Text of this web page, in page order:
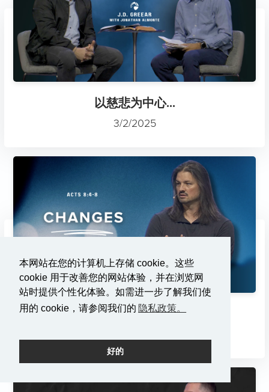
本网站在您的计算机上存储 cookie。这些
cookie 用于改善您的网站体验，并在浏览网
站时提供个性化体验。如需进一步了解我们使
用的 cookie，请参阅我们的 隐私政策。
好的
以慈悲为中心...
3/2/2025
变化